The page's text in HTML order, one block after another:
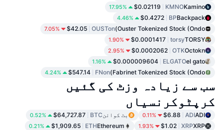
Kamino
KMNO
$0.02119
17.95%
Backpack
BP
$0.4272
4.46%
Ouster Tokenized Stock (Ondo)
OUSTon
$42.05
7.05%
TORSY
torsy
$0.0001417
1.90%
Octokn
OTK
$0.0002062
2.95%
el gato
ELGATO
$0.000009604
1.16%
Fabrinet Tokenized Stock (Ondo)
FNon
$547.14
4.24%
سب سے زیادہ وزٹ کی گئیں
کرپٹوکرنسیاں
ADI
ADI
$6.88
0.11% بٹ کوائنBTC
$64,727.87
0.52%
XRP
XRP
$1.02
1.93%
Ethereum
ETH
$1,909.65
0.21%